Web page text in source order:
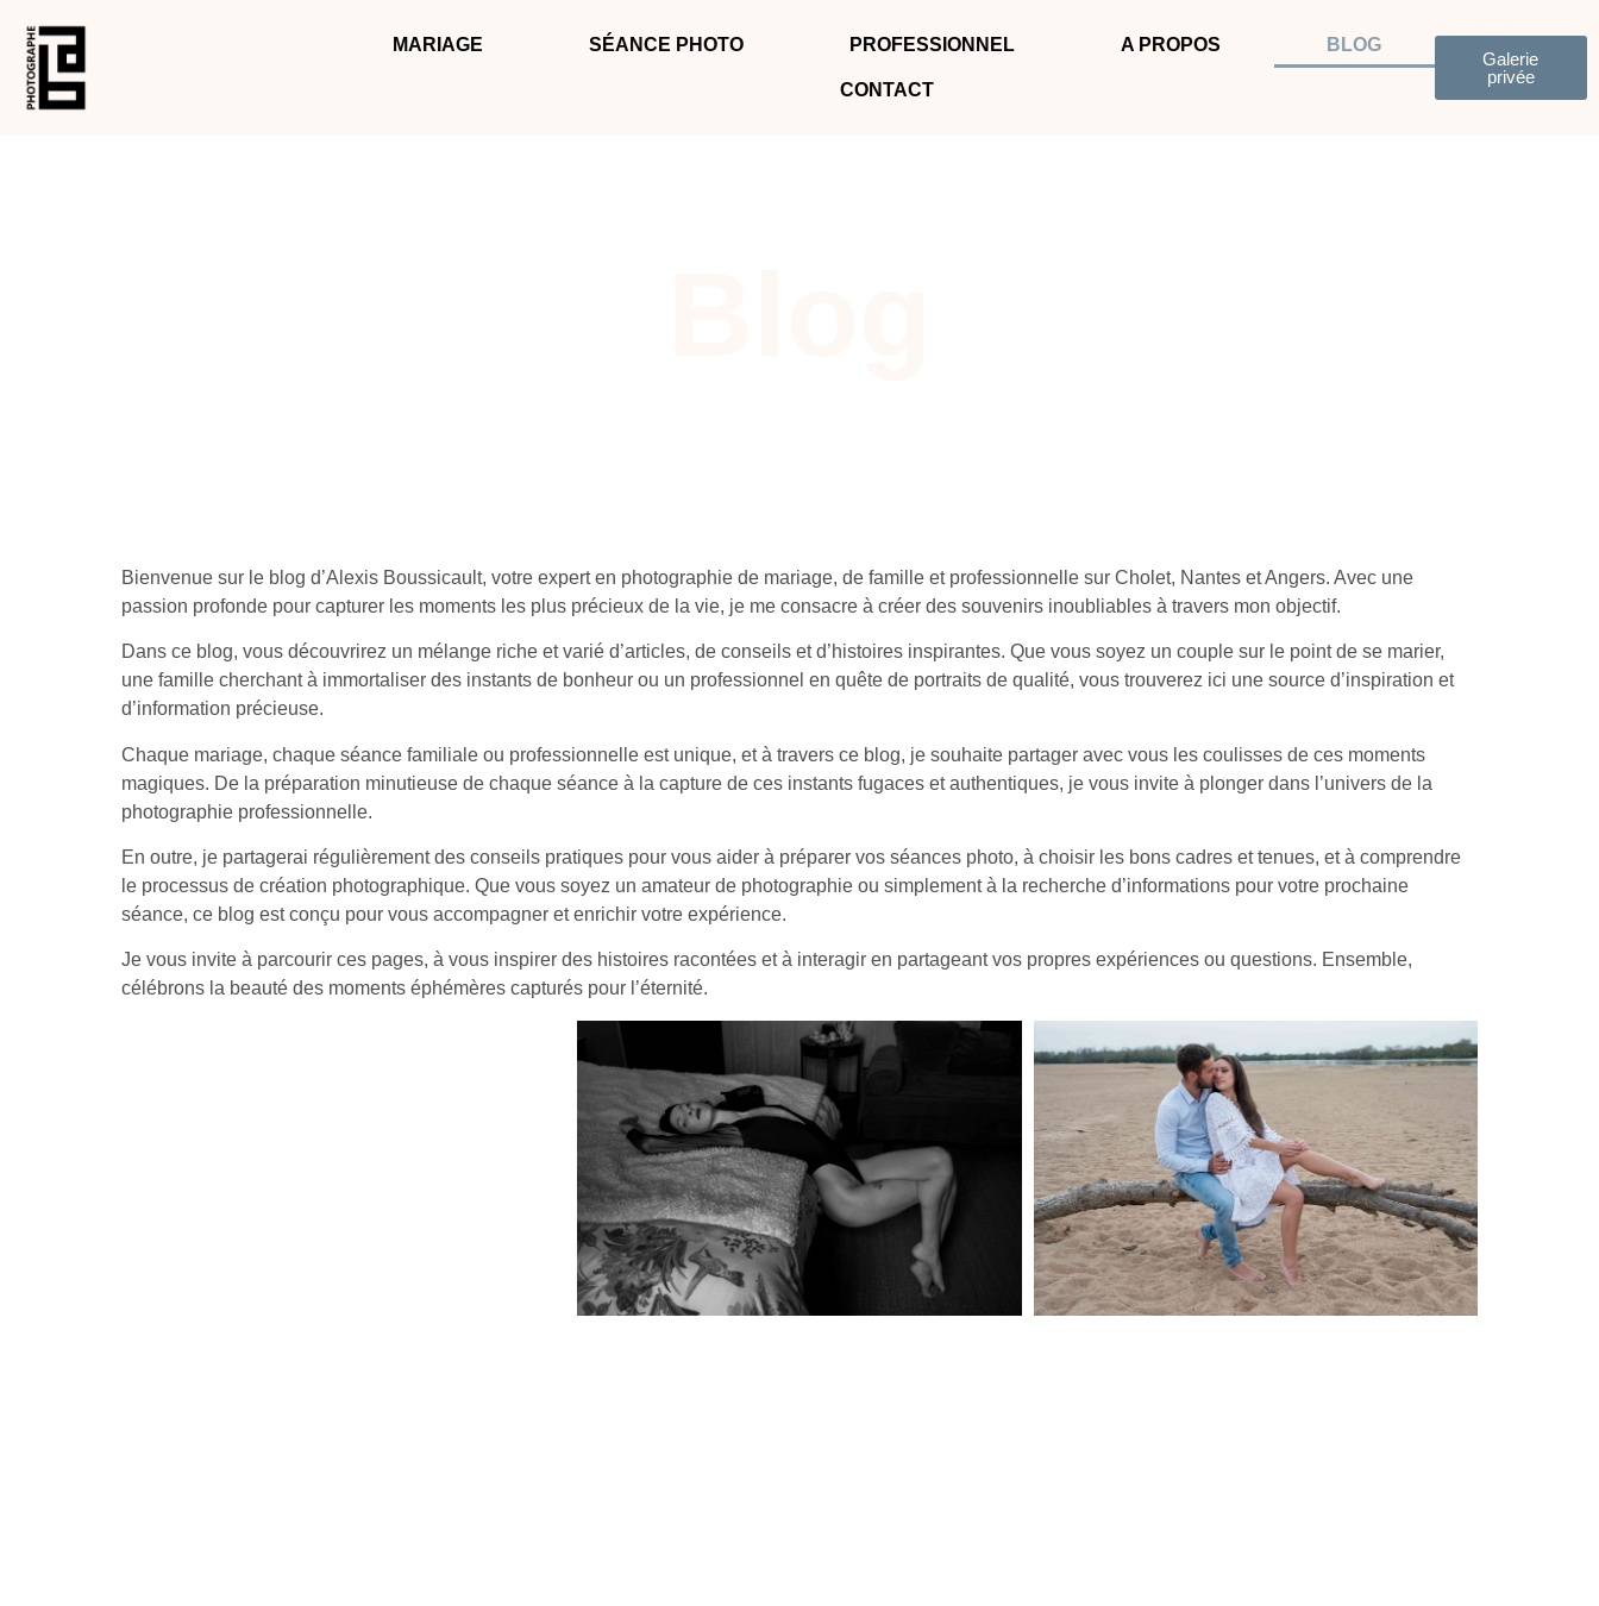
MARIAGE SÉANCE PHOTO PROFESSIONNEL A PROPOS BLOG
CONTACT
Galerie
privée
Bienvenue sur le blog d’Alexis Boussicault, votre expert en photographie de mariage, de famille et professionnelle sur Cholet, Nantes et Angers. Avec une
passion profonde pour capturer les moments les plus précieux de la vie, je me consacre à créer des souvenirs inoubliables à travers mon objectif.
Dans ce blog, vous découvrirez un mélange riche et varié d’articles, de conseils et d’histoires inspirantes. Que vous soyez un couple sur le point de se marier,
une famille cherchant à immortaliser des instants de bonheur ou un professionnel en quête de portraits de qualité, vous trouverez ici une source d’inspiration et
d’information précieuse.
Chaque mariage, chaque séance familiale ou professionnelle est unique, et à travers ce blog, je souhaite partager avec vous les coulisses de ces moments
magiques. De la préparation minutieuse de chaque séance à la capture de ces instants fugaces et authentiques, je vous invite à plonger dans l’univers de la
photographie professionnelle.
En outre, je partagerai régulièrement des conseils pratiques pour vous aider à préparer vos séances photo, à choisir les bons cadres et tenues, et à comprendre
le processus de création photographique. Que vous soyez un amateur de photographie ou simplement à la recherche d’informations pour votre prochaine
séance, ce blog est conçu pour vous accompagner et enrichir votre expérience.
Je vous invite à parcourir ces pages, à vous inspirer des histoires racontées et à interagir en partageant vos propres expériences ou questions. Ensemble,
célébrons la beauté des moments éphémères capturés pour l’éternité.